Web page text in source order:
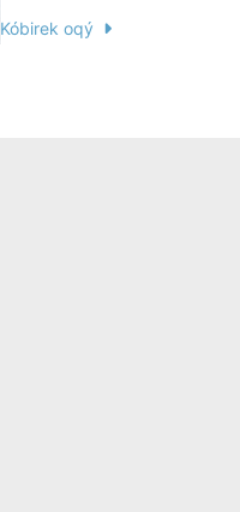
Kóbirek oqý